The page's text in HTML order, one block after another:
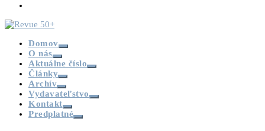
Domov
O nás
Aktuálne číslo
Články
Archív
Vydavateľstvo
Kontakt
Predplatné